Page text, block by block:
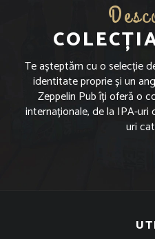
Te așteptăm cu o selecție
identitate proprie și un
Zeppelin Pub îți oferă o
internaționale, de la IPA-uri
uri